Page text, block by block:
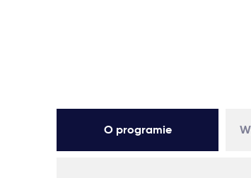
O programie